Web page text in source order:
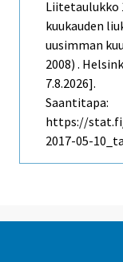
Liitetaulukko
kuukauden
uusimman
2008) .
7.8.2026].
Saantitapa:
https://
2017-05-